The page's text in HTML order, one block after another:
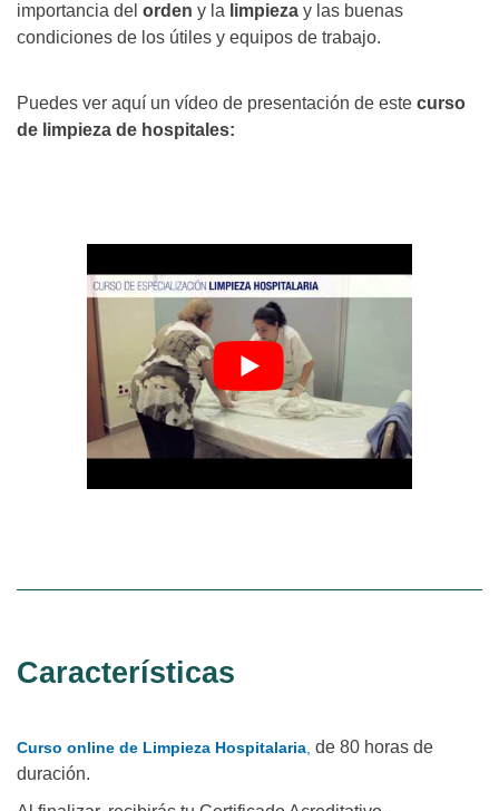
importancia del orden y la limpieza y las buenas
condiciones de los útiles y equipos de trabajo.
Puedes ver aquí un vídeo de presentación de este curso
de limpieza de hospitales:
Características
Curso online de Limpieza Hospitalaria, de 80 horas de
duración.